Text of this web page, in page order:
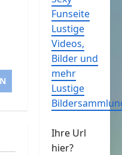
Funseite
Lustige
Videos,
Bilder und
mehr
Lustige
Ihre Url
hier?